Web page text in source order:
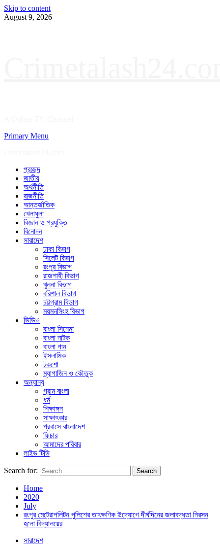
Skip to content
August 9, 2026
Primary Menu
প্রচ্ছদ
জাতীয়
অর্থনীতি
রাজনীতি
আন্তর্জাতিক
খেলাধুলা
বিজ্ঞান ও প্রযুক্তি
বিনোদন
সারাদেশ
ঢাকা বিভাগ
সিলেট বিভাগ
রংপুর বিভাগ
রাজশাহী বিভাগ
খুলনা বিভাগ
বরিশাল বিভাগ
চট্টগ্রাম বিভাগ
ময়মনসিংহ বিভাগ
ভিডিও
বাংলা সিনেমা
বাংলা নাটক
বাংলা গান
ইসলামিক
টকশো
ম্যাগাজিন ও কৌতুক
অন্যান্য
গ্রাম বাংলা
ধর্ম
শিক্ষাঙ্গন
সাক্ষাৎকার
প্রবাসে বাংলাদেশ
ফিচার
আমাদের পরিবার
লাইভ টিভি
Search for:
Home
2020
July
রংপুর মেট্রোপলিটন পুলিশের তাৎক্ষণিক উদ্যোগে দীর্ঘদিনের জলাবদ্ধতা নিরসন
হলো বিদ্যালয়ের
সারাদেশ